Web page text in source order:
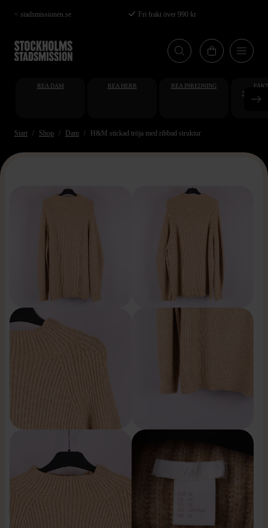
Hoppa
till
huvudinnehåll
< stadsmissionen.se Fri frakt över 990 kr
REA DAM REA HERR REA INREDNING
Start Shop Dam H&M stickad tröja med ribbad struktur